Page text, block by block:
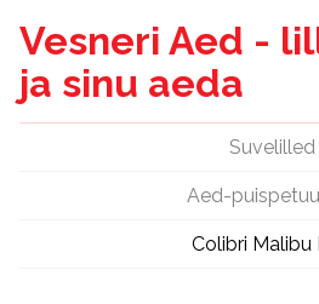
Vesneri Aed -
ja sinu aeda
Suvelilled
Aed-
Colibri Malibu